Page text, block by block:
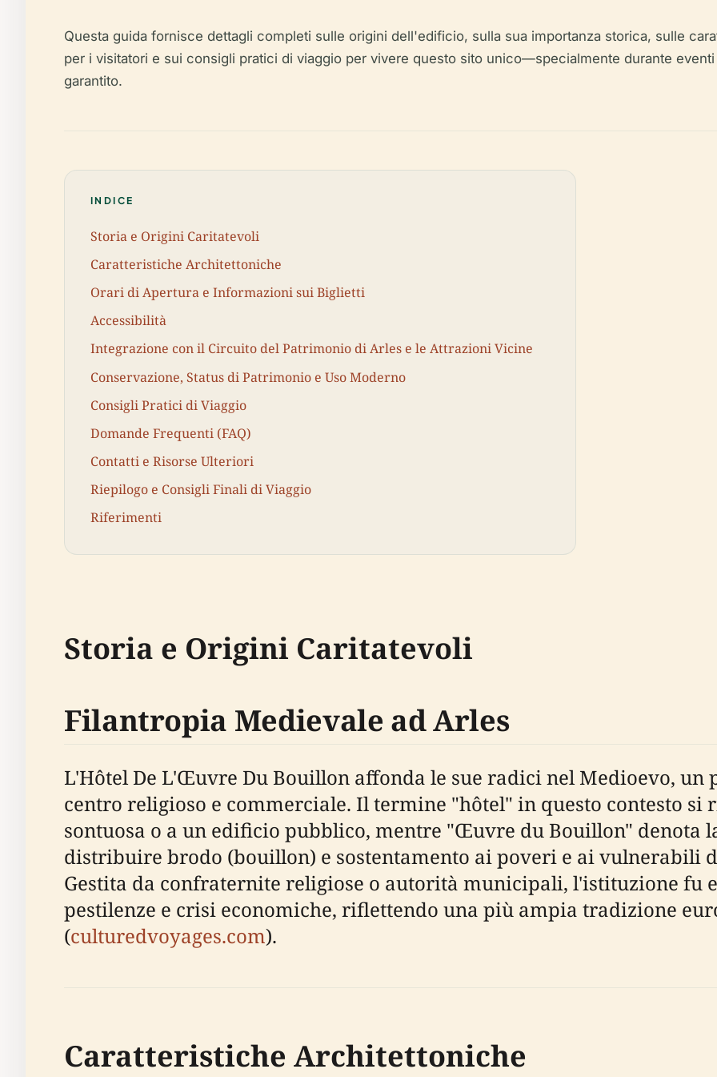
Questa guida fornisce dettagli completi sulle origini dell'edificio, sulla sua importanza storica, sulle
per i visitatori e sui consigli pratici di viaggio per vivere questo sito unico—specialmente durante
garantito.
INDICE
Storia e Origini Caritatevoli
Caratteristiche Architettoniche
Orari di Apertura e Informazioni sui Biglietti
Accessibilità
Integrazione con il Circuito del Patrimonio di Arles e le Attrazioni Vicine
Conservazione, Status di Patrimonio e Uso Moderno
Consigli Pratici di Viaggio
Domande Frequenti (FAQ)
Contatti e Risorse Ulteriori
Riepilogo e Consigli Finali di Viaggio
Riferimenti
Storia e Origini Caritatevoli
Filantropia Medievale ad Arles
L'Hôtel De L'Œuvre Du Bouillon affonda le sue radici nel Medioevo,
centro religioso e commerciale. Il termine "hôtel" in questo contesto si
sontuosa o a un edificio pubblico, mentre "Œuvre du Bouillon" denota
distribuire brodo (bouillon) e sostentamento ai poveri e ai vulnerabili
Gestita da confraternite religiose o autorità municipali, l'istituzione fu
pestilenze e crisi economiche, riflettendo una più ampia tradizione
(culturedvoyages.com).
Caratteristiche Architettoniche